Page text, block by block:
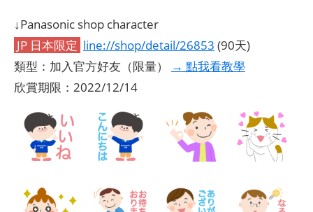
↓Panasonic shop character
JP 日本限定 line://shop/detail/26853 (90天)
類型：加入官方好友（限量）
→ 點我看教學
欣賞期限：2022/12/14